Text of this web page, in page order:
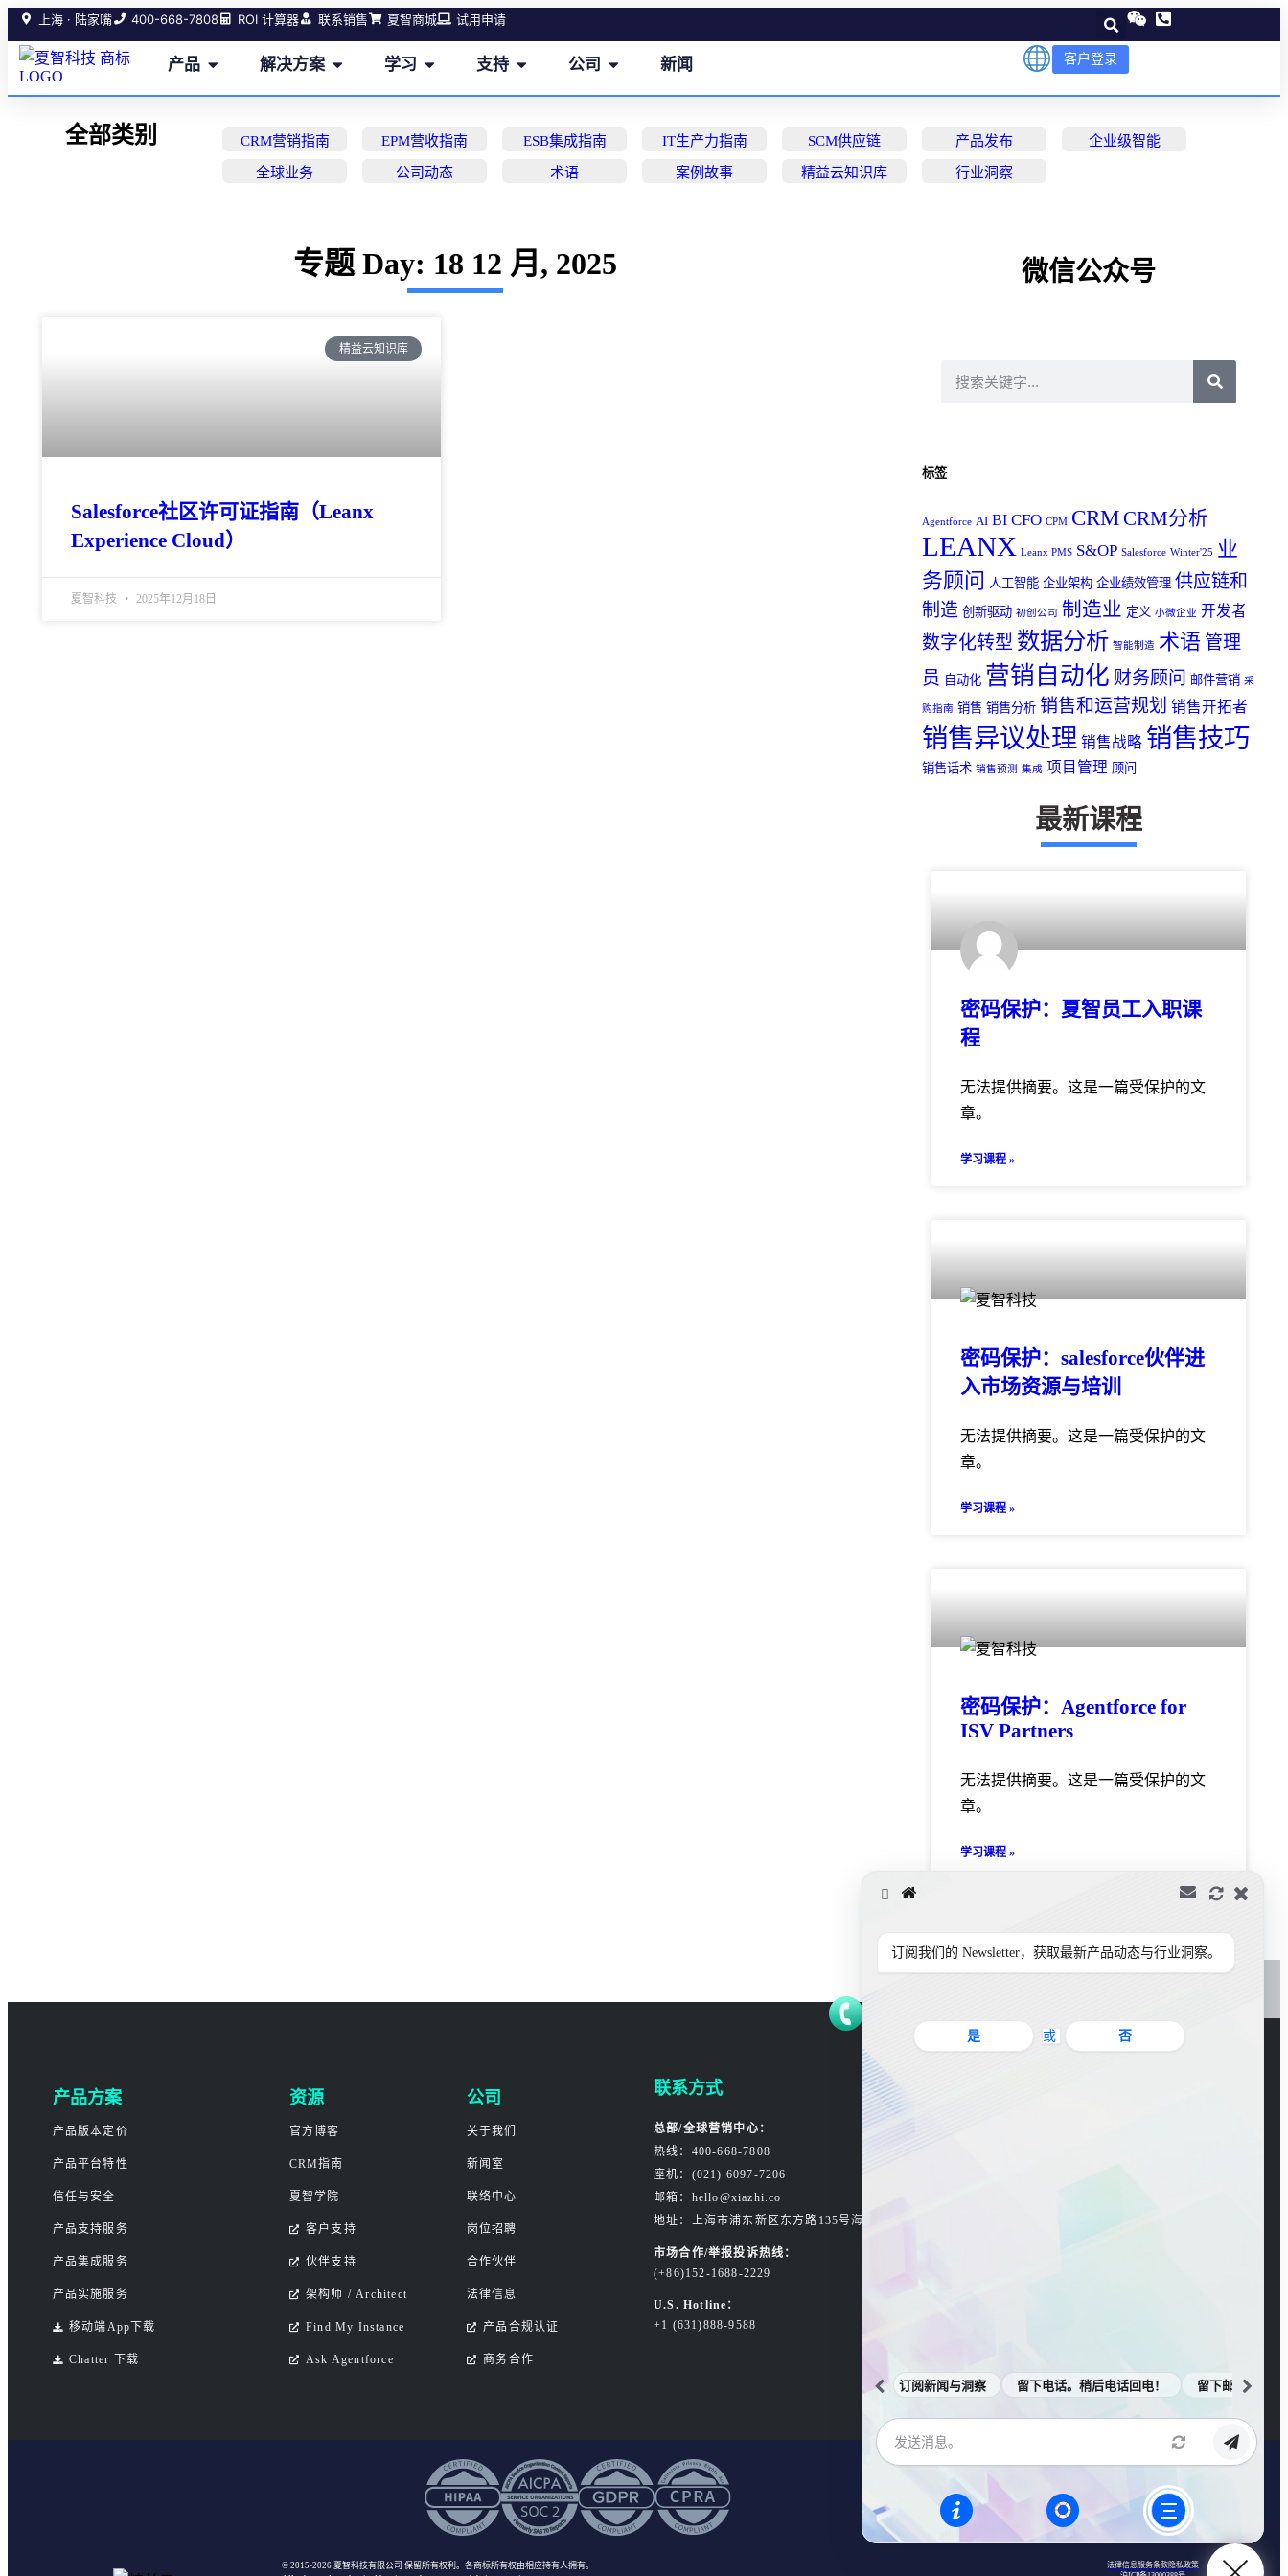
上海 · 陆家嘴 400-668-7808 ROI 计算器 联系销售 夏智商城 试用申请
产品 解决方案 学习 支持 公司 新闻 客户登录
全部类别 CRM营销指南 EPM营收指南 ESB集成指南 IT生产力指南 SCM供应链 产品发布 企业级智能
全球业务 公司动态 术语 案例故事 精益云知识库 行业洞察
专题 Day: 18 12 月, 2025
精益云知识库
Salesforce社区许可证指南（Leanx
Experience Cloud）
夏智科技 2025年12月18日
微信公众号
标签
Agentforce AI BI CFO CPM CRMCRM分析
LEANX Leanx PMS S&OP Salesforce Winter'25
业
务顾问 人工智能 企业架构 企业绩效管理 供应链和
制造 创新驱动 初创公司 制造业 定义 小微企业 开发者
数字化转型 数据分析 智能制造 术语 管理
员 自动化 营销自动化 财务顾问 邮件营销 采
购指南 销售 销售分析 销售和运营规划 销售开拓者
销售异议处理 销售战略 销售技巧
销售话术 销售预测 集成 项目管理 顾问
最新课程
密码保护：夏智员工入职课
程
无法提供摘要。这是一篇受保护的文
章。
学习课程 »
密码保护：salesforce伙伴进
入市场资源与培训
无法提供摘要。这是一篇受保护的文
章。
学习课程 »
密码保护：Agentforce for
ISV Partners
无法提供摘要。这是一篇受保护的文
章。
学习课程 »
产品方案
产品版本定价
产品平台特性
信任与安全
产品支持服务
产品集成服务
产品实施服务
移动端App下载
Chatter 下载
资源
官方博客
CRM指南
夏智学院
客户支持
伙伴支持
架构师 / Architect
Find My Instance
Ask Agentforce
公司
关于我们
新闻室
联络中心
岗位招聘
合作伙伴
法律信息
产品合规认证
商务合作
联系方式
总部/全球营销中心：
热线：400-668-7808
座机：(021) 6097-7206
邮箱：hello@xiazhi.co
地址：上海市浦东新区东方路135号海东大楼3楼
市场合作/举报投诉热线：
(+86)152-1688-2229
U.S. Hotline：
+1 (631)888-9588
© 2015-2026 夏智科技有限公司 保留所有权利 。各商标所有权由相应持有人拥有。
法律信息服务条款隐私政策
订阅我们的 Newsletter，获取最新产品动态与行业洞察。
是 或 否
订阅新闻与洞察 留下电话。稍后电话回电！ 留下邮箱。邮件